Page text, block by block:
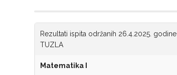
Rezultati ispita održanih 26.4.2025. godine
TUZLA
Matematika I